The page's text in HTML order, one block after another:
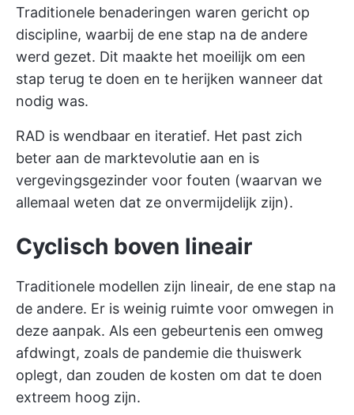
Traditionele benaderingen waren gericht op
discipline, waarbij de ene stap na de andere
werd gezet. Dit maakte het moeilijk om een
stap terug te doen en te herijken wanneer dat
nodig was.
RAD is wendbaar en iteratief. Het past zich
beter aan de marktevolutie aan en is
vergevingsgezinder voor fouten (waarvan we
allemaal weten dat ze onvermijdelijk zijn).
Cyclisch boven lineair
Traditionele modellen zijn lineair, de ene stap na
de andere. Er is weinig ruimte voor omwegen in
deze aanpak. Als een gebeurtenis een omweg
afdwingt, zoals de pandemie die thuiswerk
oplegt, dan zouden de kosten om dat te doen
extreem hoog zijn.